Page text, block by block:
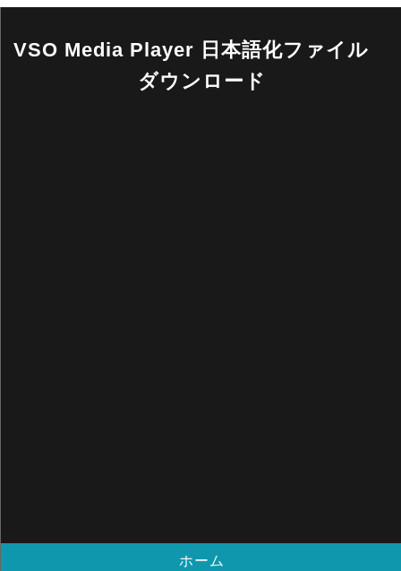
VSO Media Player 日本語化ファイル
ダウンロード
ホーム